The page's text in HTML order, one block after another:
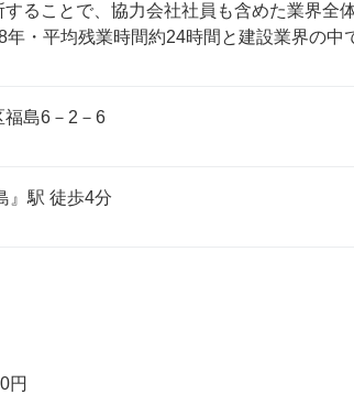
することで、協力会社社員も含めた業界
・平均残業時間約24時間と建設業界の中
福島6－2－6
』駅 徒歩4分
円